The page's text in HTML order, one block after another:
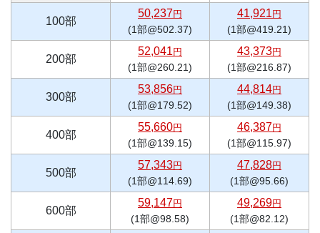
100部
50,237円
(1部@502.37)
41,921 円
(1部@419.21)
200部
52,041 円
(1部@260.21)
43,373円
(1部@216.87)
300部
53,856円
(1部@179.52)
44,814円
(1部@149.38)
400部
55,660円
(1部@139.15)
46,387円
(1部@115.97)
500部
57,343円
(1部@114.69)
47,828円
(1部@95.66)
600部
59,147円
(1部@98.58)
49,269円
(1部@82.12)